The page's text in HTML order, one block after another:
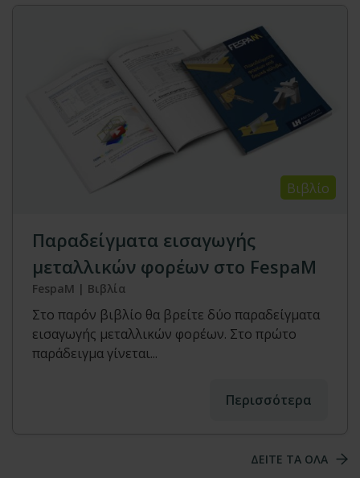
Βιβλίο
Παραδείγματα εισαγωγής
μεταλλικών φορέων στο FespaM
FespaM | Βιβλία
Στο παρόν βιβλίο θα βρείτε δύο παραδείγματα
εισαγωγής μεταλλικών φορέων. Στο πρώτο
παράδειγμα γίνεται...
Περισσότερα
ΔΕΙΤΕ ΤΑ ΟΛΑ